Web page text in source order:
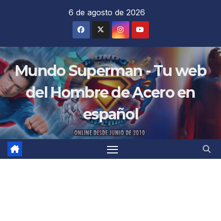
6 de agosto de 2026
Mundo Superman - Tu web
del Hombre de Acero en
español